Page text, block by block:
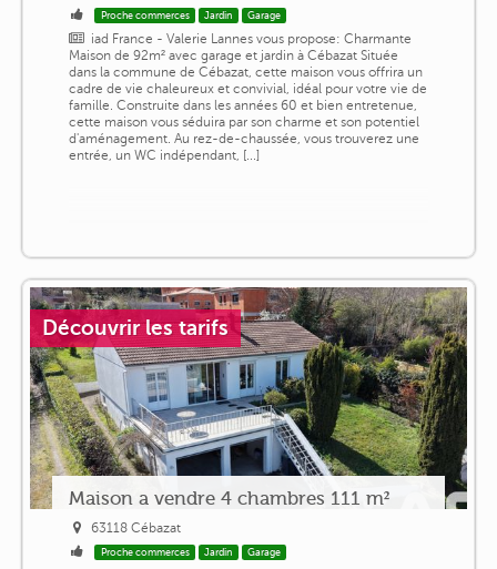
Proche commerces Jardin Garage
iad France - Valerie Lannes vous propose: Charmante
Maison de 92m² avec garage et jardin à Cébazat Située
dans la commune de Cébazat, cette maison vous offrira un
cadre de vie chaleureux et convivial, idéal pour votre vie de
famille. Construite dans les années 60 et bien entretenue,
cette maison vous séduira par son charme et son potentiel
d'aménagement. Au rez-de-chaussée, vous trouverez une
entrée, un WC indépendant, [...]
Découvrir les tarifs
Maison a vendre 4 chambres 111 m²
63118 Cébazat
Proche commerces Jardin Garage